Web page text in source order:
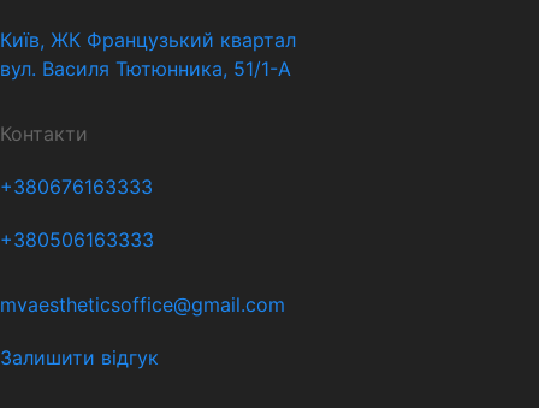
Київ, ЖК Французький квартал
вул. Василя Тютюнника, 51/1-А
Контакти
+380676163333
+380506163333
mvaestheticsoffice@gmail.com
Залишити відгук